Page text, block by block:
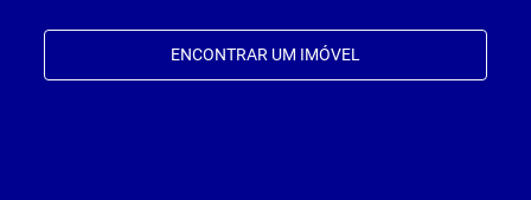
ENCONTRAR UM IMÓVEL